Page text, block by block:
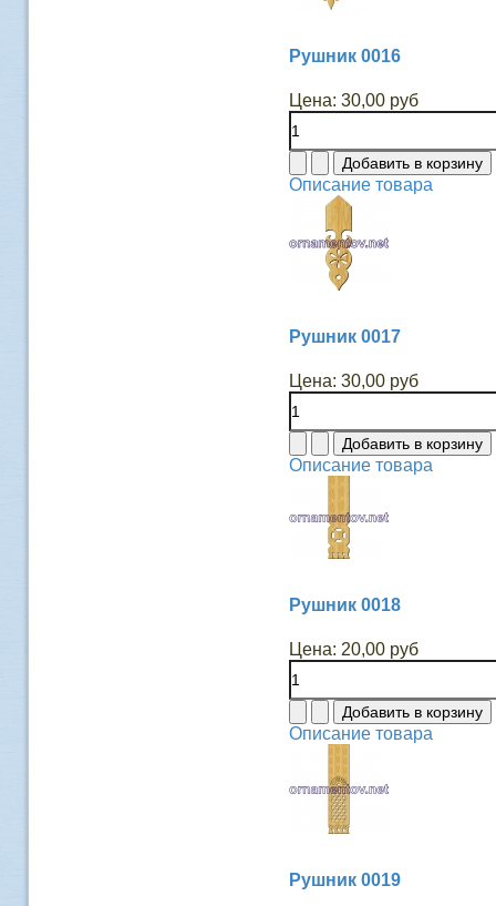
Рушник 0016
Цена: 30,00 руб
Описание товара
Рушник 0017
Цена: 30,00 руб
Описание товара
Рушник 0018
Цена: 20,00 руб
Описание товара
Рушник 0019